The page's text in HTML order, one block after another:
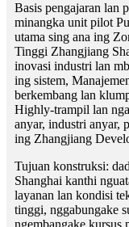
Basis pengajaran lan
minangka unit pilot
utama sing ana ing
Tinggi Zhangjiang
inovasi industri lan
ing sistem,
berkembang lan
Highly-trampil lan
anyar, industri anyar,
ing Zhangjiang
Tujuan konstruksi:
Shanghai kanthi
layanan lan kondisi
tinggi, nggabungake
ngembangake kursus